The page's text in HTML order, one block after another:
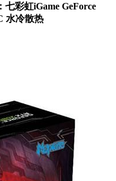
彩虹iGame GeForce
水冷散热